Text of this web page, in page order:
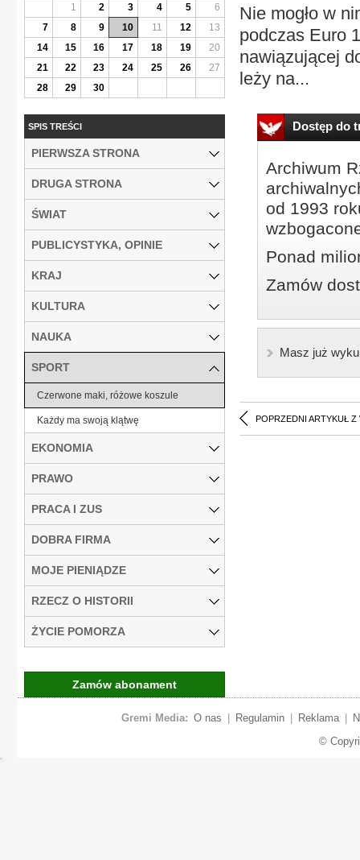
Nie mogło w
podczas Euro
nawiązującej
leży na...
Dostęp do
Archiwum
od 1993
Ponad
Zamów
Masz już
POPRZEDNI ARTYKUŁ Z
1
2 3 4 5
6
7
8 9 10 11 12
13
14
15 16 17 18 19
20
21
22 23 24 25 26
27
28
29 30
SPIS TREŚCI
PIERWSZA STRONA
DRUGA STRONA
ŚWIAT
PUBLICYSTYKA, OPINIE
KRAJ
KULTURA
NAUKA
SPORT
Czerwone maki, różowe koszule
Każdy ma swoją klątwę
EKONOMIA
PRAWO
PRACA I ZUS
DOBRA FIRMA
MOJE PIENIĄDZE
RZECZ O HISTORII
ŻYCIE POMORZA
Zamów abonament
Gremi Media: O nas Regulamin Reklama
©